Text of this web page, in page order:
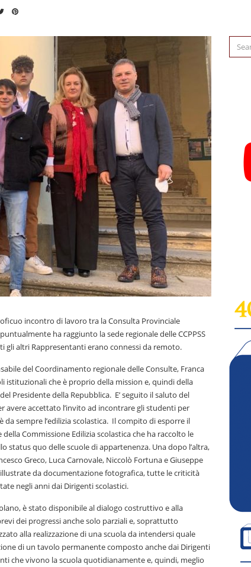
incontro di lavoro tra la Consulta Provinciale
ha raggiunto la sede regionale delle CCPPSS
gli altri Rappresentanti erano connessi da remoto.
del Coordinamento regionale delle Consulte, Franca
istituzionali che è proprio della mission e, quindi della
Presidente della Repubblica. E’ seguito il saluto del
avere accettato l’invito ad incontrare gli studenti per
sempre l’edilizia scolastica. Il compito di esporre il
Commissione Edilizia scolastica che ha raccolto le
quo delle scuole di appartenenza. Una dopo l’altra,
Greco, Luca Carnovale, Niccolò Fortuna e Giuseppe
da documentazione fotografica, tutte le criticità
negli anni dai Dirigenti scolastici.
è stato disponibile al dialogo costruttivo e alla
dei progressi anche solo parziali e, soprattutto
alla realizzazione di una scuola da intendersi quale
di un tavolo permanente composto anche dai Dirigenti
che vivono la scuola quotidianamente e, quindi, meglio
Search
for: